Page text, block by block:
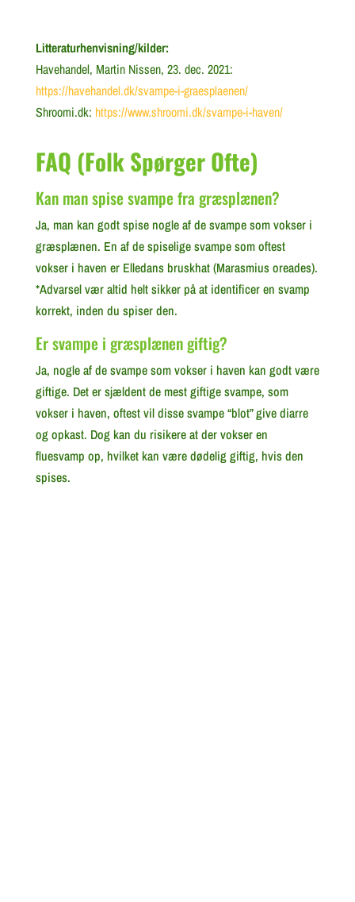
Litteraturhenvisning/kilder:
Havehandel, Martin Nissen, 23. dec. 2021:
https://havehandel.dk/svampe-i-graesplaenen/
Shroomi.dk: https://www.shroomi.dk/svampe-i-haven/
FAQ (Folk Spørger Ofte)
Kan man spise svampe fra græsplænen?
Ja, man kan godt spise nogle af de svampe som vokser i
græsplænen. En af de spiselige svampe som oftest
vokser i haven er Elledans bruskhat (Marasmius oreades).
*Advarsel vær altid helt sikker på at identificer en svamp
korrekt, inden du spiser den.
Er svampe i græsplænen giftig?
Ja, nogle af de svampe som vokser i haven kan godt være
giftige. Det er sjældent de mest giftige svampe, som
vokser i haven, oftest vil disse svampe “blot” give diarre
og opkast. Dog kan du risikere at der vokser en
fluesvamp op, hvilket kan være dødelig giftig, hvis den
spises.